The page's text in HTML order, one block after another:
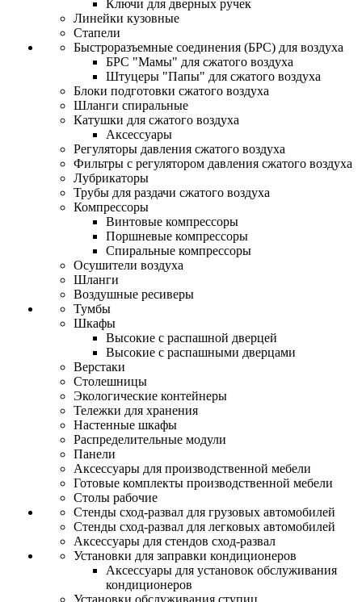
Ключи для дверных ручек
Линейки кузовные
Стапели
Быстроразъемные соединения (БРС) для воздуха
БРС "Мамы" для сжатого воздуха
Штуцеры "Папы" для сжатого воздуха
Блоки подготовки сжатого воздуха
Шланги спиральные
Катушки для сжатого воздуха
Аксессуары
Регуляторы давления сжатого воздуха
Фильтры с регулятором давления сжатого воздуха
Лубрикаторы
Трубы для раздачи сжатого воздуха
Компрессоры
Винтовые компрессоры
Поршневые компрессоры
Спиральные компрессоры
Осушители воздуха
Шланги
Воздушные ресиверы
Тумбы
Шкафы
Высокие с распашной дверцей
Высокие с распашными дверцами
Верстаки
Столешницы
Экологические контейнеры
Тележки для хранения
Настенные шкафы
Распределительные модули
Панели
Аксессуары для производственной мебели
Готовые комплекты производственной мебели
Столы рабочие
Стенды сход-развал для грузовых автомобилей
Стенды сход-развал для легковых автомобилей
Аксессуары для стендов сход-развал
Установки для заправки кондиционеров
Аксессуары для установок обслуживания
кондиционеров